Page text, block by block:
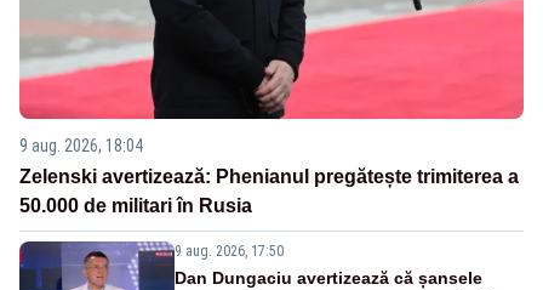
9 aug. 2026, 18:04
Zelenski avertizează: Phenianul pregătește trimiterea a
50.000 de militari în Rusia
9 aug. 2026, 17:50
Dan Dungaciu avertizează că șansele